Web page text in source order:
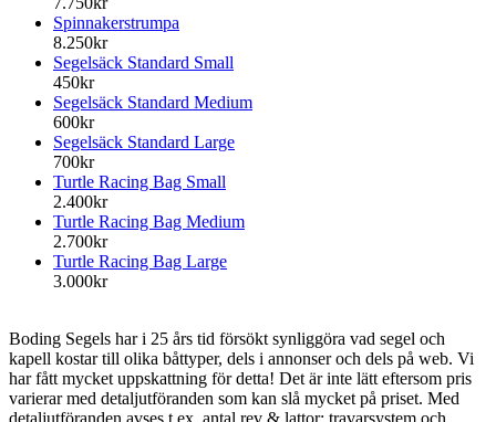
Spinnakerstrumpa
8.250kr
Segelsäck Standard Small
450kr
Segelsäck Standard Medium
600kr
Segelsäck Standard Large
700kr
Turtle Racing Bag Small
2.400kr
Turtle Racing Bag Medium
2.700kr
Turtle Racing Bag Large
3.000kr
Boding Segels har i 25 års tid försökt synliggöra vad segel och
kapell kostar till olika båttyper, dels i annonser och dels på web. Vi
har fått mycket uppskattning för detta! Det är inte lätt eftersom pris
varierar med detaljutföranden som kan slå mycket på priset. Med
detaljutföranden avses t.ex. antal rev & lattor; travarsystem och